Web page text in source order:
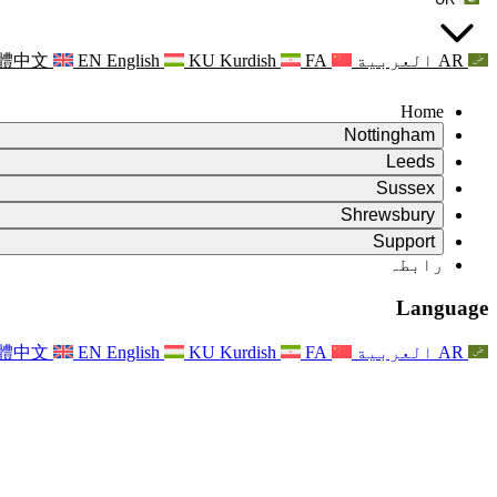
AR العربية 中文 EN English KU Kurdish FA
Home
Nottingham
Review
جائزہ کے چیئرمین
آزاد جائزہ ٹیم
حوالہ جات کی شرائط
آزاد جائزہ کی حتمی رپورٹ
اکثر پوچھے گئے سوالات
رابطہ
For Families
فیملی فیڈ بیک کا عمل
خبرنامے
Leeds
Review
جائزہ کے چیئرمین
آزاد جائزہ ٹیم
حوالہ کی شرائط
رابطہ
خاندانوں کے لیے نفسیاتی معاونت
فیملیز کے لیے اپڈیٹس
واقعات
For Staff
Sussex
Review
جائزہ کے چیئرمین
آزاد جائزہ ٹیم
حوالہ جات کی شرائط
For Families
خاندانوں کے لئے تازہ ترین معلومات
Shrewsbury
Review
زچگی کے جائزے کے لئے حوالہ کی شرائط
اعلانات
Reports
آزاد جائزہ کی حتمی رپورٹ
For Families
Support
Leeds
Nottingham
خاندانی نفسیاتی مدد کی خدمت
دماغی صحت کے بحران کی حمایت
علاقائی خدمات ناٹنگھم
رابطہ
Language
AR العربية 中文 EN English KU Kurdish FA